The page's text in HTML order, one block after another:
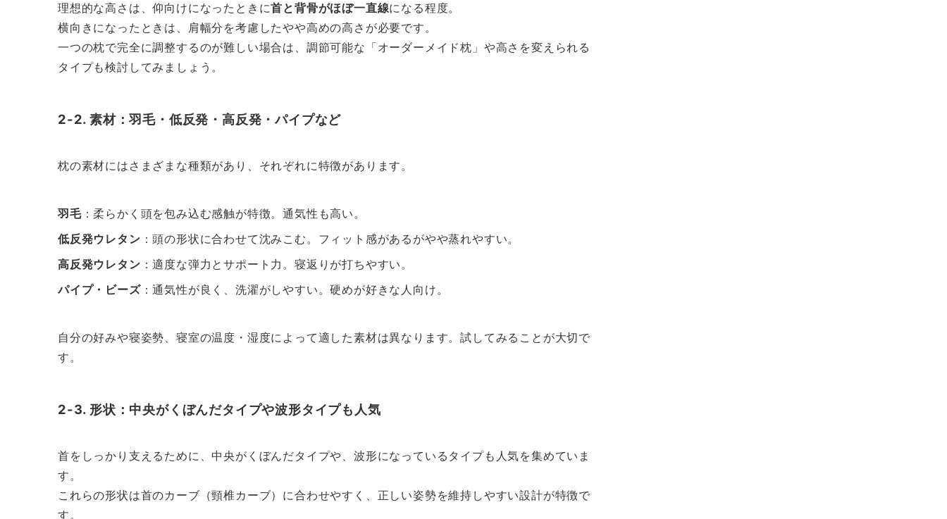
理想的な高さは、仰向けになったときに首と背骨がほぼ一直線になる程度。
横向きになったときは、肩幅分を考慮したやや高めの高さが必要です。
一つの枕で完全に調整するのが難しい場合は、調節可能な「オーダーメイド枕」や高さを変えられる
タイプも検討してみましょう。
2-2. 素材：羽毛・低反発・高反発・パイプなど
枕の素材にはさまざまな種類があり、それぞれに特徴があります。
羽毛：柔らかく頭を包み込む感触が特徴。通気性も高い。
低反発ウレタン ：頭の形状に合わせて沈みこむ。フィット感があるがやや蒸れやすい。
高反発ウレタン ：適度な弾力とサポート力。寝返りが打ちやすい。
パイプ・ビーズ：通気性が良く、洗濯がしやすい。硬めが好きな人向け。
自分の好みや寝姿勢、寝室の温度・湿度によって適した素材は異なります。試してみることが大切で
す。
2-3. 形状：中央がくぼんだタイプや波形タイプも人気
首をしっかり支えるために、中央がくぼんだタイプや、波形になっているタイプも人気を集めていま
す。
これらの形状は首のカーブ（頸椎カーブ）に合わせやすく、正しい姿勢を維持しやすい設計が特徴で
す。